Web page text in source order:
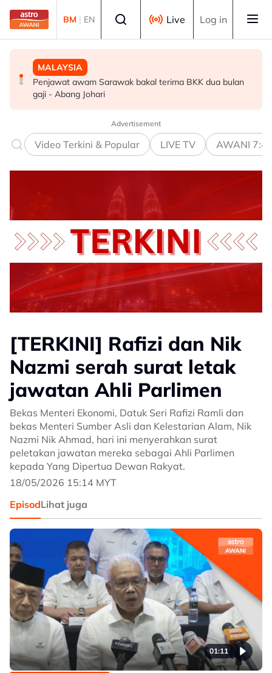
Skip to main content
BM | EN Live Log in
MALAYSIA
Penjawat awam Sarawak bakal terima BKK dua bulan
gaji - Abang Johari
MALAYSIA
Kerajaan pastikan syor, dapatan RCI Tabung Haji
disiasat tuntas tanpa kompromi - PM Anwar
POLITIK
'Pihak ketiga' jangan ganggu usaha persefahaman parti
Melayu - Asyraf Wajdi
Advertisement
Video Terkini & Popular LIVE TV AWANI
[TERKINI] Rafizi dan Nik
Nazmi serah surat letak
jawatan Ahli Parlimen
Bekas Menteri Ekonomi, Datuk Seri Rafizi Ramli dan
bekas Menteri Sumber Asli dan Kelestarian Alam, Nik
Nazmi Nik Ahmad, hari ini menyerahkan surat
peletakan jawatan mereka sebagai Ahli Parlimen
kepada Yang Dipertua Dewan Rakyat.
18/05/2026 15:14 MYT
EpisodLihat juga
01:11